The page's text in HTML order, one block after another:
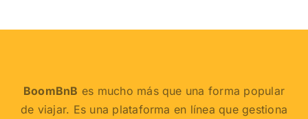
BoomBnB es mucho más que una forma popular
de viajar. Es una plataforma en línea que gestiona